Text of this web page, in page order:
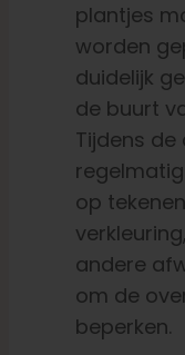
plantjes
worden
duidelijk
de buurt
Tijdens
op
andere
om de
beperken.